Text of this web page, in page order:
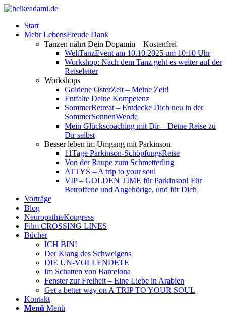
Start
Mehr LebensFreude Dank
Tanzen nährt Dein Dopamin – Kostenfrei
WeltTanzEvent am 10.10.2025 um 10:10 Uhr
Workshop: Nach dem Tanz geht es weiter auf der
Reiseleiter
Workshops
Goldene OsterZeit – Meine Zeit!
Entfalte Deine Kompetenz
SommerRetreat – Entdecke Dich neu in der
SommerSonnenWende
Mein Glückscoaching mit Dir – Deine Reise zu
Dir selbst
Besser leben im Umgang mit Parkinson
11Tage Parkinson-SchöpfungsReise
Von der Raupe zum Schmetterling
ATTYS – A trip to your soul
VIP – GOLDEN TIME für Parkinson! Für
Betroffene und Angehörige, und für Dich
Vorträge
Blog
NeuropathieKongress
Film CROSSING LINES
Bücher
ICH BIN!
Der Klang des Schweigens
DIE UN-VOLLENDETE
Im Schatten von Barcelona
Fenster zur Freiheit – Eine Liebe in Arabien
Get a better way on A TRIP TO YOUR SOUL
Kontakt
Menü Menü